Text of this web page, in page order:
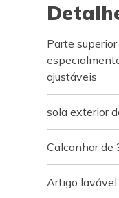
Parte
ajustáveis
sola exterior
Calcanhar de
Artigo lavável